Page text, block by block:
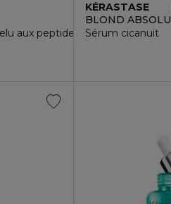
aux peptides d'amarante
KÉRASTASE
BLOND ABSOLU
Sérum cicanuit